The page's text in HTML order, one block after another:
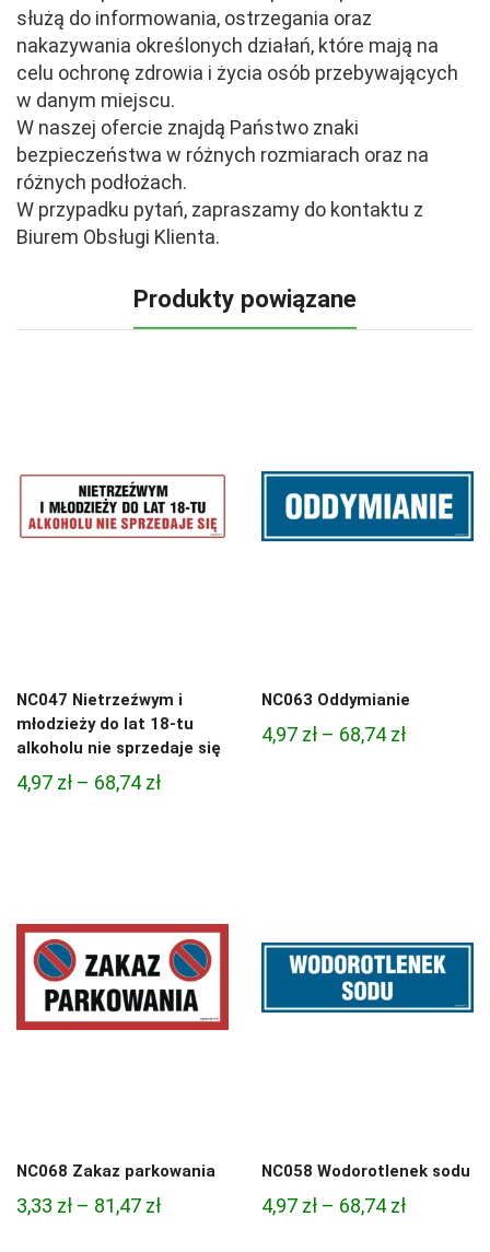
służą do informowania, ostrzegania oraz
nakazywania określonych działań, które mają na
celu ochronę zdrowia i życia osób przebywających
w danym miejscu.
W naszej ofercie znajdą Państwo znaki
bezpieczeństwa w różnych rozmiarach oraz na
różnych podłożach.
W przypadku pytań, zapraszamy do kontaktu z
Biurem Obsługi Klienta.
Produkty powiązane
NC047 Nietrzeźwym i
młodzieży do lat 18-tu
alkoholu nie sprzedaje się
4,97 zł – 68,74 złZakres
68,74 zł
NC063 Oddymianie
4,97 zł – 68,74 złZakres
NC068 Zakaz parkowania
3,33 zł – 81,47 złZakres
NC058 Wodorotlenek sodu
4,97 zł – 68,74 złZakres